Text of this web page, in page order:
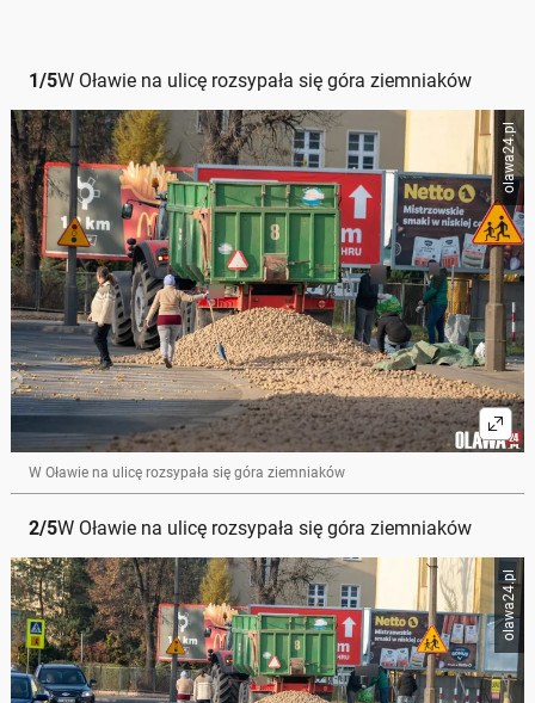
1/5W Oławie na ulicę rozsypała się góra ziemniaków
olawa24.pl
W Oławie na ulicę rozsypała się góra ziemniaków
2/5W Oławie na ulicę rozsypała się góra ziemniaków
olawa24.pl